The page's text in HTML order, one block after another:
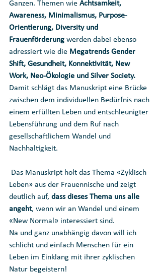
Ganzen. Themen wie Achtsamkeit,
Awareness, Minimalismus, Purpose-
Orientierung, Diversity und
Frauenförderung werden dabei ebenso
adressiert wie die Megatrends Gender
Shift, Gesundheit, Konnektivität, New
Work, Neo-Ökologie und Silver Society.
Damit schlägt das Manuskript eine Brücke
zwischen dem individuellen Bedürfnis nach
einem erfüllten Leben und entschleunigter
Lebensführung und dem Ruf nach
gesellschaftlichem Wandel und
Nachhaltigkeit.
Leben» aus der Frauennische und zeigt
deutlich auf, dass dieses Thema uns alle
angeht, wenn wir an Wandel und einem
«New Normal» interessiert sind.
Na und ganz unabhängig davon will ich
schlicht und einfach Menschen für ein
Leben im Einklang mit ihrer zyklischen
Natur begeistern!